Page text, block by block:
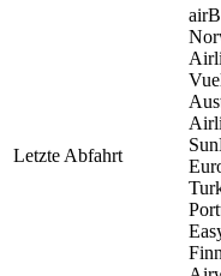
Letzte Abfahrt